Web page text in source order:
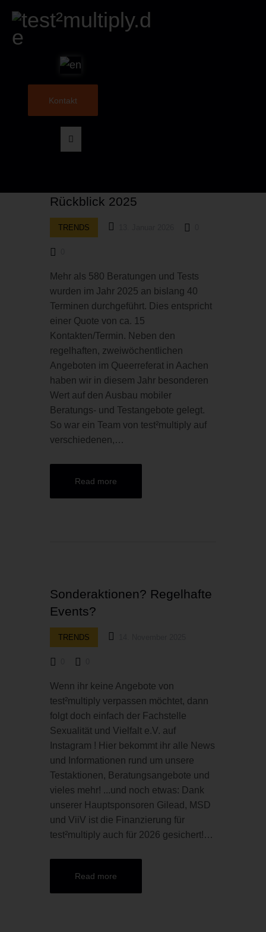
Kontakt
Rückblick 2025
TRENDS
Mehr als 580 Beratungen und Tests
wurden im Jahr 2025 an bislang 40
Terminen durchgeführt. Dies entspricht
einer Quote von ca. 15
Kontakten/Termin. Neben den
regelhaften, zweiwöchentlichen
Angeboten im Queerreferat in Aachen
haben wir in diesem Jahr besonderen
Wert auf den Ausbau mobiler
Beratungs- und Testangebote gelegt.
So war ein Team von test²multiply auf
verschiedenen,…
Read more
Sonderaktionen? Regelhafte
Events?
TRENDS
Wenn ihr keine Angebote von
test²multiply verpassen möchtet, dann
folgt doch einfach der Fachstelle
Sexualität und Vielfalt e.V. auf
Instagram ! Hier bekommt ihr alle News
und Informationen rund um unsere
Testaktionen, Beratungsangebote und
vieles mehr! ...und noch etwas: Dank
unserer Hauptsponsoren Gilead, MSD
und ViiV ist die Finanzierung für
test²multiply auch für 2026 gesichert!…
Read more